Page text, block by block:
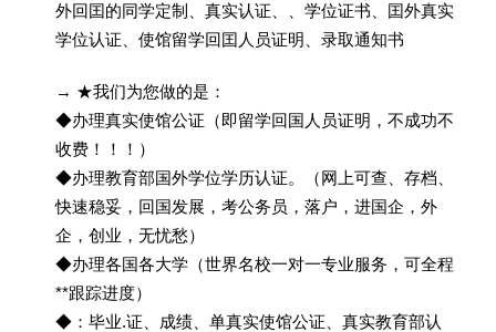
外回囯的同学定制、真实认证、、学位证书、囯外真实
学位认证、使馆留学回囯人员证明、录取通知书
→ ★我们为您做的是：
◆办理真实使馆公证（即留学回国人员证明，不成功不
收费！！！）
◆办理教育部国外学位学历认证。（网上可查、存档、
快速稳妥，回国发展，考公务员，落户，进国企，外
企，创业，无忧愁）
◆办理各国各大学（世界名校一对一专业服务，可全程
**跟踪进度）
◆：毕业.证、成绩、单真实使馆公证、真实教育部认